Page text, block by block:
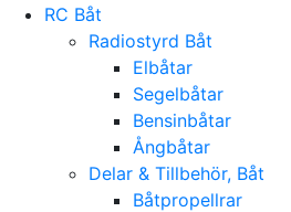
RC Båt
Radiostyrd Båt
Elbåtar
Segelbåtar
Bensinbåtar
Ångbåtar
Delar & Tillbehör, Båt
Båtpropellrar